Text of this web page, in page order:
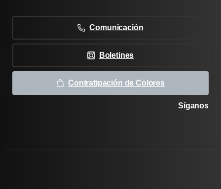
Comunicación
Boletines
Contratipación de Colores
Síganos